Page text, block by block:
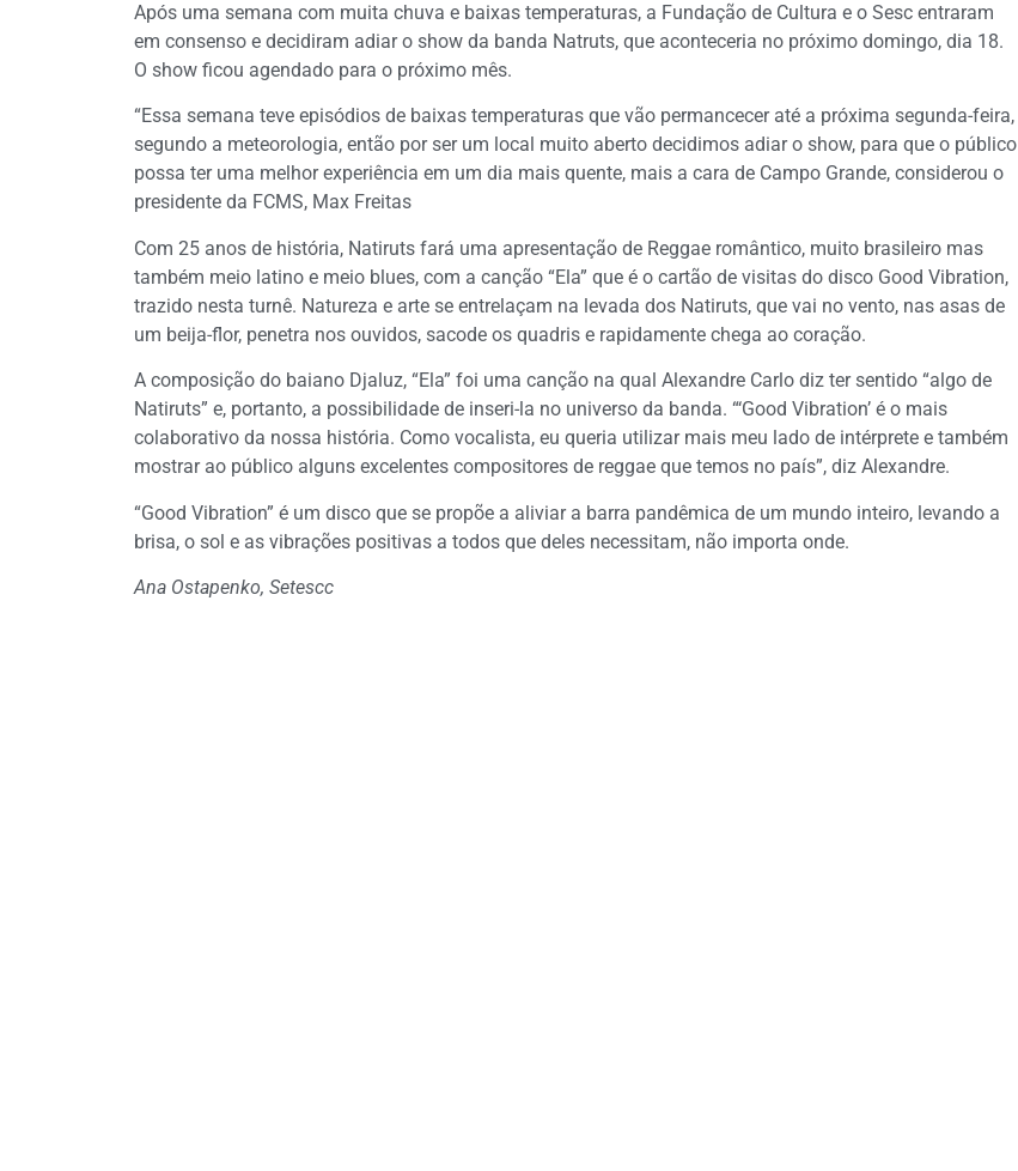
Após uma semana com muita chuva e baixas temperaturas, a Fundação de Cultura e o Sesc entraram
em consenso e decidiram adiar o show da banda Natruts, que aconteceria no próximo domingo, dia 18.
O show ficou agendado para o próximo mês.
“Essa semana teve episódios de baixas temperaturas que vão permancecer até a próxima segunda-feira,
segundo a meteorologia, então por ser um local muito aberto decidimos adiar o show, para que o público
possa ter uma melhor experiência em um dia mais quente, mais a cara de Campo Grande, considerou o
presidente da FCMS, Max Freitas
Com 25 anos de história, Natiruts fará uma apresentação de Reggae romântico, muito brasileiro mas
também meio latino e meio blues, com a canção “Ela” que é o cartão de visitas do disco Good Vibration,
trazido nesta turnê. Natureza e arte se entrelaçam na levada dos Natiruts, que vai no vento, nas asas de
um beija-flor, penetra nos ouvidos, sacode os quadris e rapidamente chega ao coração.
A composição do baiano Djaluz, “Ela” foi uma canção na qual Alexandre Carlo diz ter sentido “algo de
Natiruts” e, portanto, a possibilidade de inseri-la no universo da banda. “‘Good Vibration’ é o mais
colaborativo da nossa história. Como vocalista, eu queria utilizar mais meu lado de intérprete e também
mostrar ao público alguns excelentes compositores de reggae que temos no país”, diz Alexandre.
“Good Vibration” é um disco que se propõe a aliviar a barra pandêmica de um mundo inteiro, levando a
brisa, o sol e as vibrações positivas a todos que deles necessitam, não importa onde.
Ana Ostapenko, Setescc